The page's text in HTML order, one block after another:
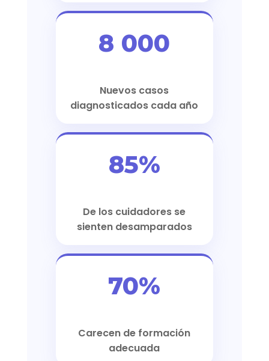
8 000
Nuevos casos
diagnosticados cada año
85%
De los cuidadores se
sienten desamparados
70%
Carecen de formación
adecuada